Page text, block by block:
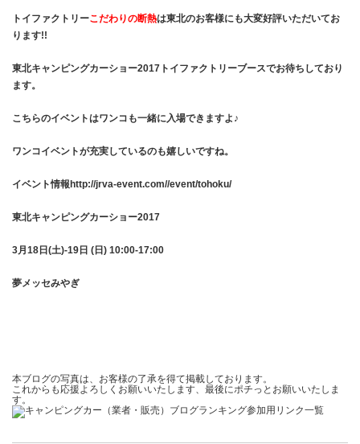
トイファクトリーこだわりの断熱は東北のお客様にも大変好評いただいてお
ります!!
東北キャンピングカーショー2017トイファクトリーブースでお待ちしており
ます。
こちらのイベントはワンコも一緒に入場できますよ♪
ワンコイベントが充実しているのも嬉しいですね。
イベント情報 http://jrva-event.com//event/tohoku/
東北キャンピングカーショー2017
3月18日(土)-19日 (日) 10:00-17:00
夢メッセみやぎ
本ブログの写真は、お客様の了承を得て掲載しております。
これからも応援よろしくお願いいたします、最後にポチっとお願いいたしま
す。